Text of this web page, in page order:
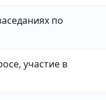
по
участие в